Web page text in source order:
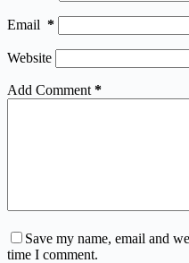
Email *
Website
Add Comment *
Save my name, email and
time I comment.